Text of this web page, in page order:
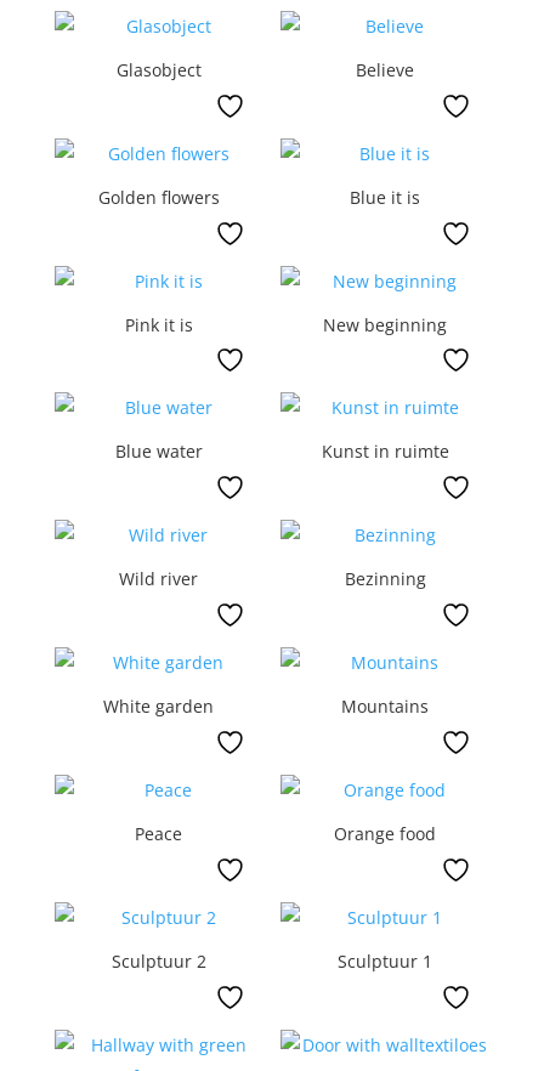
Glasobject Believe
Golden flowers Blue it is
Pink it is New beginning
Blue water Kunst in ruimte
Wild river Bezinning
White garden Mountains
Peace Orange food
Sculptuur 2 Sculptuur 1